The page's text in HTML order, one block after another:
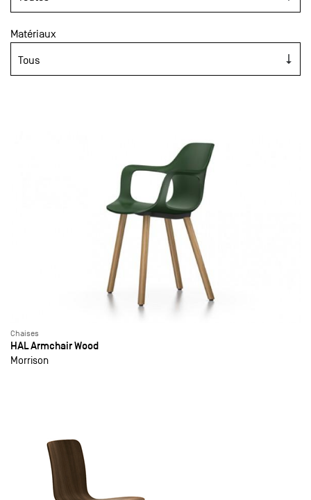
Matériaux
Chaises
HAL Armchair Wood
Morrison